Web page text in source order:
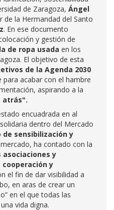
de Zaragoza, Ángel
de la Hermandad del Santo
. En ese documento
y gestión de
de ropa usada en los
El objetivo de esta
de la Agenda 2030
acabar con el hambre
aspirando a la
atrás".
encuadrada en al
dentro del Mercado
de sensibilización y
ha contado con la
y
y
el fin de dar visibilidad a
en aras de crear un
en el que todas las
vida digna.